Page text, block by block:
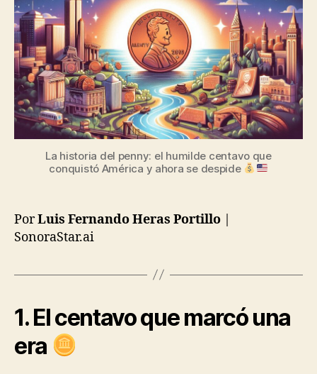
La historia del penny: el humilde centavo que
conquistó América y ahora se despide
PorLuis Fernando Heras Portillo
SonoraStar.ai
1. El centavo que marcó una
era